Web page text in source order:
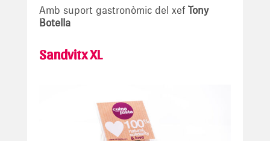
Amb suport gastronòmic del xef Tony
Botella
Sandvitx XL